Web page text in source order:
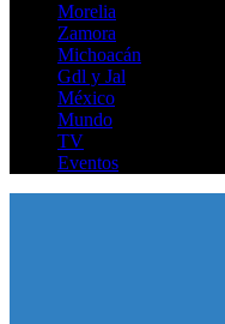
Morelia
Zamora
Michoacán
Gdl y Jal
México
Mundo
TV
Eventos